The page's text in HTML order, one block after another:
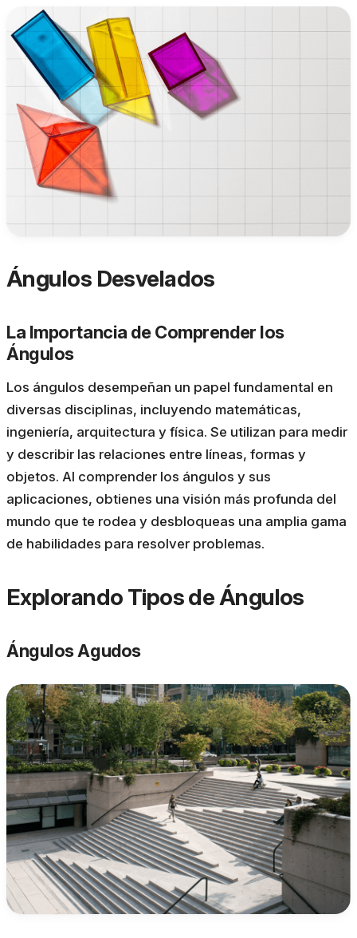
Ángulos Desvelados
La Importancia de Comprender los
Ángulos
Los ángulos desempeñan un papel fundamental en
diversas disciplinas, incluyendo matemáticas,
ingeniería, arquitectura y física. Se utilizan para medir
y describir las relaciones entre líneas, formas y
objetos. Al comprender los ángulos y sus
aplicaciones, obtienes una visión más profunda del
mundo que te rodea y desbloqueas una amplia gama
de habilidades para resolver problemas.
Explorando Tipos de Ángulos
Ángulos Agudos